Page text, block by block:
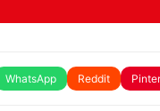
WhatsApp Reddit